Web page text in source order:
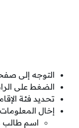
التوجه إلى
الضغط على
تحديد فئة
إخال
اسم طالب